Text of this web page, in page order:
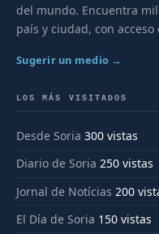
del mundo. Encuentra
país y ciudad, con
Sugerir un medio →
LOS MÁS VISITADOS
Desde Soria 300 vistas
Diario de Soria 250 vistas
Jornal de Notícias 200
El Día de Soria 150 vistas